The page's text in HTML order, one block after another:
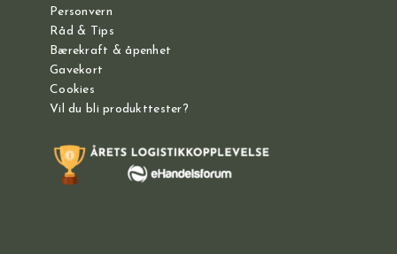
Personvern
Råd & Tips
Bærekraft & åpenhet
Gavekort
Cookies
Vil du bli produkttester?